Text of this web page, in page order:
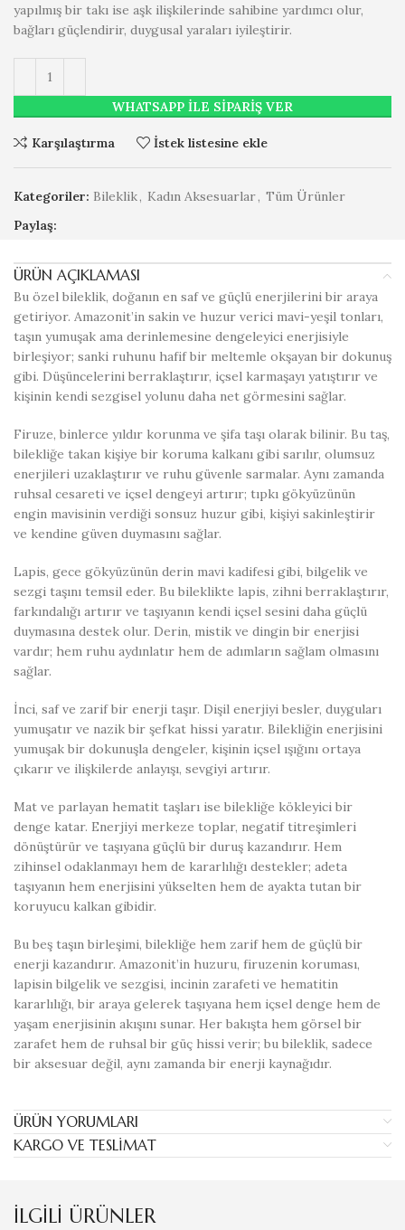
yapılmış bir takı ise aşk ilişkilerinde sahibine yardımcı olur,
bağları güçlendirir, duygusal yaraları iyileştirir.
WHATSAPP ILE SIPARIŞ VER
Karşılaştırma İstek listesine ekle
Kategoriler: Bileklik, Kadın Aksesuarlar, Tüm Ürünler
Paylaş:
ÜRÜN AÇIKLAMASI
Bu özel bileklik, doğanın en saf ve güçlü enerjilerini bir araya
getiriyor. Amazonit’in sakin ve huzur verici mavi-yeşil tonları,
taşın yumuşak ama derinlemesine dengeleyici enerjisiyle
birleşiyor; sanki ruhunu hafif bir meltemle okşayan bir dokunuş
gibi. Düşüncelerini berraklaştırır, içsel karmaşayı yatıştırır ve
kişinin kendi sezgisel yolunu daha net görmesini sağlar.
Firuze, binlerce yıldır korunma ve şifa taşı olarak bilinir. Bu taş,
bilekliğe takan kişiye bir koruma kalkanı gibi sarılır, olumsuz
enerjileri uzaklaştırır ve ruhu güvenle sarmalar. Aynı zamanda
ruhsal cesareti ve içsel dengeyi artırır; tıpkı gökyüzünün
engin mavisinin verdiği sonsuz huzur gibi, kişiyi sakinleştirir
ve kendine güven duymasını sağlar.
Lapis, gece gökyüzünün derin mavi kadifesi gibi, bilgelik ve
sezgi taşını temsil eder. Bu bileklikte lapis, zihni berraklaştırır,
farkındalığı artırır ve taşıyanın kendi içsel sesini daha güçlü
duymasına destek olur. Derin, mistik ve dingin bir enerjisi
vardır; hem ruhu aydınlatır hem de adımların sağlam olmasını
sağlar.
İnci, saf ve zarif bir enerji taşır. Dişil enerjiyi besler, duyguları
yumuşatır ve nazik bir şefkat hissi yaratır. Bilekliğin enerjisini
yumuşak bir dokunuşla dengeler, kişinin içsel ışığını ortaya
çıkarır ve ilişkilerde anlayışı, sevgiyi artırır.
Mat ve parlayan hematit taşları ise bilekliğe kökleyici bir
denge katar. Enerjiyi merkeze toplar, negatif titreşimleri
dönüştürür ve taşıyana güçlü bir duruş kazandırır. Hem
zihinsel odaklanmayı hem de kararlılığı destekler; adeta
taşıyanın hem enerjisini yükselten hem de ayakta tutan bir
koruyucu kalkan gibidir.
Bu beş taşın birleşimi, bilekliğe hem zarif hem de güçlü bir
enerji kazandırır. Amazonit’in huzuru, firuzenin koruması,
lapisin bilgelik ve sezgisi, incinin zarafeti ve hematitin
kararlılığı, bir araya gelerek taşıyana hem içsel denge hem de
yaşam enerjisinin akışını sunar. Her bakışta hem görsel bir
zarafet hem de ruhsal bir güç hissi verir; bu bileklik, sadece
bir aksesuar değil, aynı zamanda bir enerji kaynağıdır.
ÜRÜN YORUMLARI
KARGO VE TESLIMAT
İLGILI ÜRÜNLER